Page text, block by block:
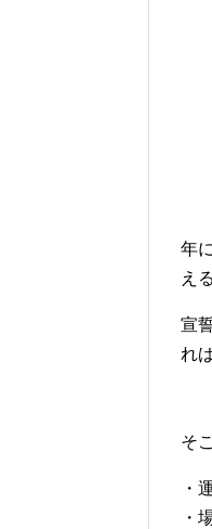
年
え
宣
れ
そ
・
・